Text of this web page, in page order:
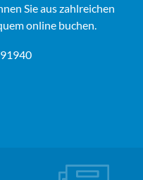
Sie aus zahlreichen
online buchen.